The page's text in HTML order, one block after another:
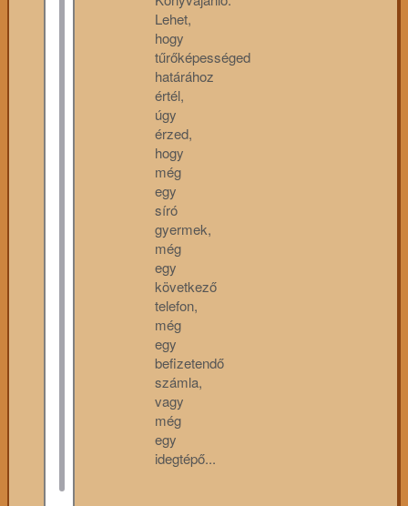
Lehet,
hogy
tűrőképességed
határához
értél,
úgy
érzed,
hogy
még
egy
síró
gyermek,
még
egy
következő
telefon,
még
egy
befizetendő
számla,
vagy
még
egy
idegtépő...